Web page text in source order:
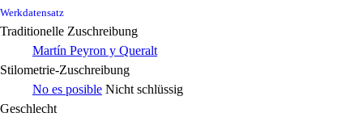
Werkdatensatz
Traditionelle Zuschreibung
Martín Peyron y Queralt
Stilometrie-Zuschreibung
No es posible Nicht schlüssig
Geschlecht